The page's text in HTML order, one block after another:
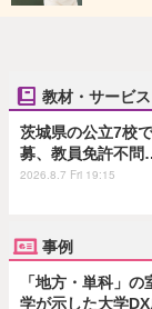
教材・サービス
茨城県の公立7校
募、教員免許不
2026.8.7 Fri 19:15
事例
「地方・単科」の
学が示した大学